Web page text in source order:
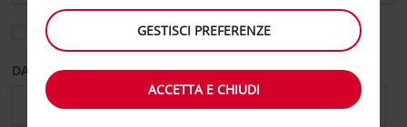
Scegli una località di riconsegna diversa
DAL GIORNO AL GIORNO
GESTISCI PREFERENZE
ACCETTA E CHIUDI